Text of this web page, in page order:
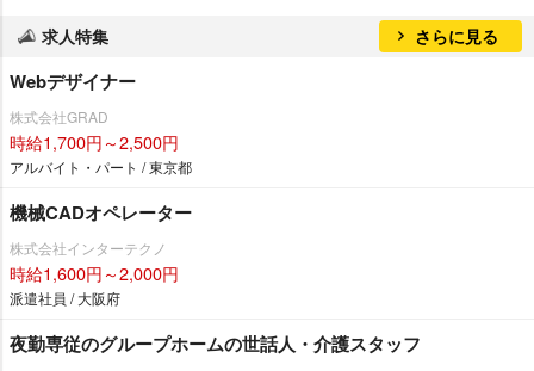
求人特集 さらに見る
Webデザイナー
株式会社GRAD
時給1,700円～2,500円
アルバイト・パート / 東京都
機械CADオペレーター
株式会社インターテクノ
時給1,600円～2,000円
派遣社員 / 大阪府
夜勤専従のグループホームの世話人・介護スタッフ